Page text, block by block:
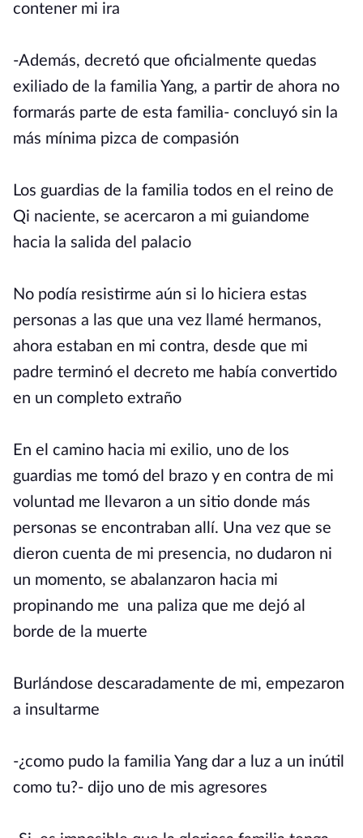
contener mi ira
-Además, decretó que oficialmente quedas
exiliado de la familia Yang, a partir de ahora no
formarás parte de esta familia- concluyó sin la
más mínima pizca de compasión
Los guardias de la familia todos en el reino de
Qi naciente, se acercaron a mi guiandome
hacia la salida del palacio
No podía resistirme aún si lo hiciera estas
personas a las que una vez llamé hermanos,
ahora estaban en mi contra, desde que mi
padre terminó el decreto me había convertido
en un completo extraño
En el camino hacia mi exilio, uno de los
guardias me tomó del brazo y en contra de mi
voluntad me llevaron a un sitio donde más
personas se encontraban allí. Una vez que se
dieron cuenta de mi presencia, no dudaron ni
un momento, se abalanzaron hacia mi
propinando me una paliza que me dejó al
borde de la muerte
Burlándose descaradamente de mi, empezaron
a insultarme
-¿como pudo la familia Yang dar a luz a un inútil
como tu?- dijo uno de mis agresores